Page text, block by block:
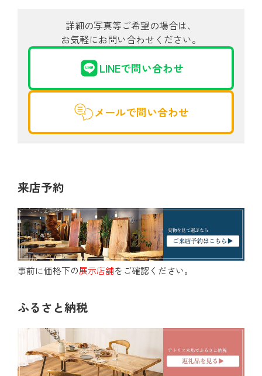
詳細の写真等ご希望の場合は、
お気軽にお問い合わせください。
LINEで問い合わせ
メールで問い合わせ
来店予約
事前に価格下の展示店舗をご確認ください。
ふるさと納税